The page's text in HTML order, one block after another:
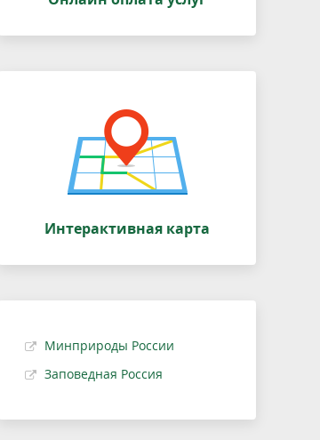
Интерактивная карта
Минприроды России
Заповедная Россия